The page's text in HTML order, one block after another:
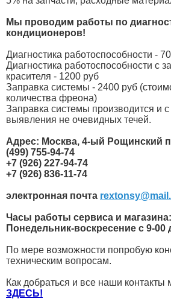
Мы проводим работы по
кондиционеров!
Диагностика работоспособности -
Диагностика работоспособности с
красителя - 1200 руб
Заправка системы - 2400 руб
количества фреона)
Заправка системы производится и
выявления не очевидных течей.
Адрес: Москва, 4-ый Рощинский
(499) 755-94-74
+7 (926) 227-94-74
+7 (926) 836-11-74
электронная почта
Часы работы сервиса и магазина:
Понедельник-воскресение с 9-00
По мере возможности попробую
техническим вопросам.
Как добраться и все наши контакты
ЗДЕСЬ!